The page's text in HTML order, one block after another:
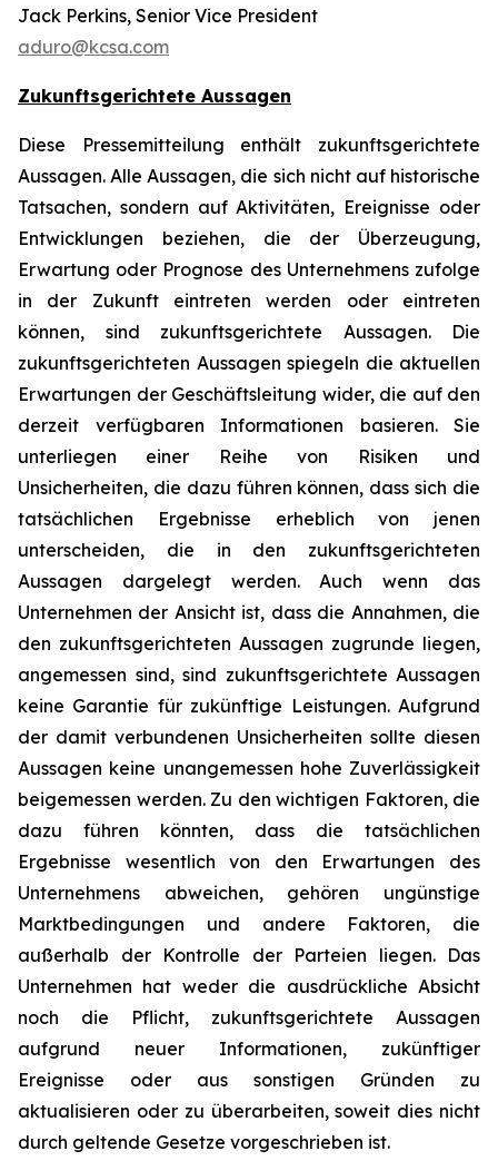
Jack Perkins, Senior Vice President
aduro@kcsa.com
Zukunftsgerichtete Aussagen
Diese Pressemitteilung enthält zukunftsgerichtete
Aussagen. Alle Aussagen, die sich nicht auf historische
Tatsachen, sondern auf Aktivitäten, Ereignisse oder
Entwicklungen beziehen, die der Überzeugung,
Erwartung oder Prognose des Unternehmens zufolge
in der Zukunft eintreten werden oder eintreten
können, sind zukunftsgerichtete Aussagen. Die
zukunftsgerichteten Aussagen spiegeln die aktuellen
Erwartungen der Geschäftsleitung wider, die auf den
derzeit verfügbaren Informationen basieren. Sie
unterliegen einer Reihe von Risiken und
Unsicherheiten, die dazu führen können, dass sich die
tatsächlichen Ergebnisse erheblich von jenen
unterscheiden, die in den zukunftsgerichteten
Aussagen dargelegt werden. Auch wenn das
Unternehmen der Ansicht ist, dass die Annahmen, die
den zukunftsgerichteten Aussagen zugrunde liegen,
angemessen sind, sind zukunftsgerichtete Aussagen
keine Garantie für zukünftige Leistungen. Aufgrund
der damit verbundenen Unsicherheiten sollte diesen
Aussagen keine unangemessen hohe Zuverlässigkeit
beigemessen werden. Zu den wichtigen Faktoren, die
dazu führen könnten, dass die tatsächlichen
Ergebnisse wesentlich von den Erwartungen des
Unternehmens abweichen, gehören ungünstige
Marktbedingungen und andere Faktoren, die
außerhalb der Kontrolle der Parteien liegen. Das
Unternehmen hat weder die ausdrückliche Absicht
noch die Pflicht, zukunftsgerichtete Aussagen
aufgrund neuer Informationen, zukünftiger
Ereignisse oder aus sonstigen Gründen zu
aktualisieren oder zu überarbeiten, soweit dies nicht
durch geltende Gesetze vorgeschrieben ist.